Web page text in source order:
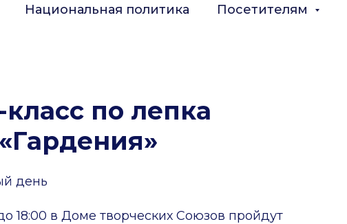
Национальная политика Посетителям
по лепка
день
18:00 в Доме творческих Союзов пройдут